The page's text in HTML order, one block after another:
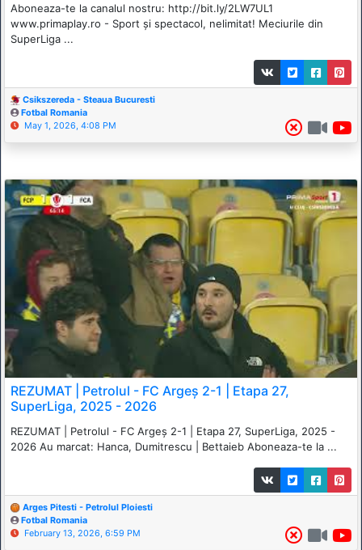
Aboneaza-te la canalul nostru: http://bit.ly/2LW7UL1
www.primaplay.ro - Sport și spectacol, nelimitat! Meciurile din
SuperLiga ...
Csikszereda - Steaua Bucuresti
Fotbal Romania
May 1, 2026, 4:08 PM
REZUMAT | Petrolul - FC Argeș 2-1 | Etapa 27,
SuperLiga, 2025 - 2026
REZUMAT | Petrolul - FC Argeș 2-1 | Etapa 27, SuperLiga, 2025 -
2026 Au marcat: Hanca, Dumitrescu | Bettaieb Aboneaza-te la ...
Arges Pitesti - Petrolul Ploiesti
Fotbal Romania
February 13, 2026, 6:59 PM